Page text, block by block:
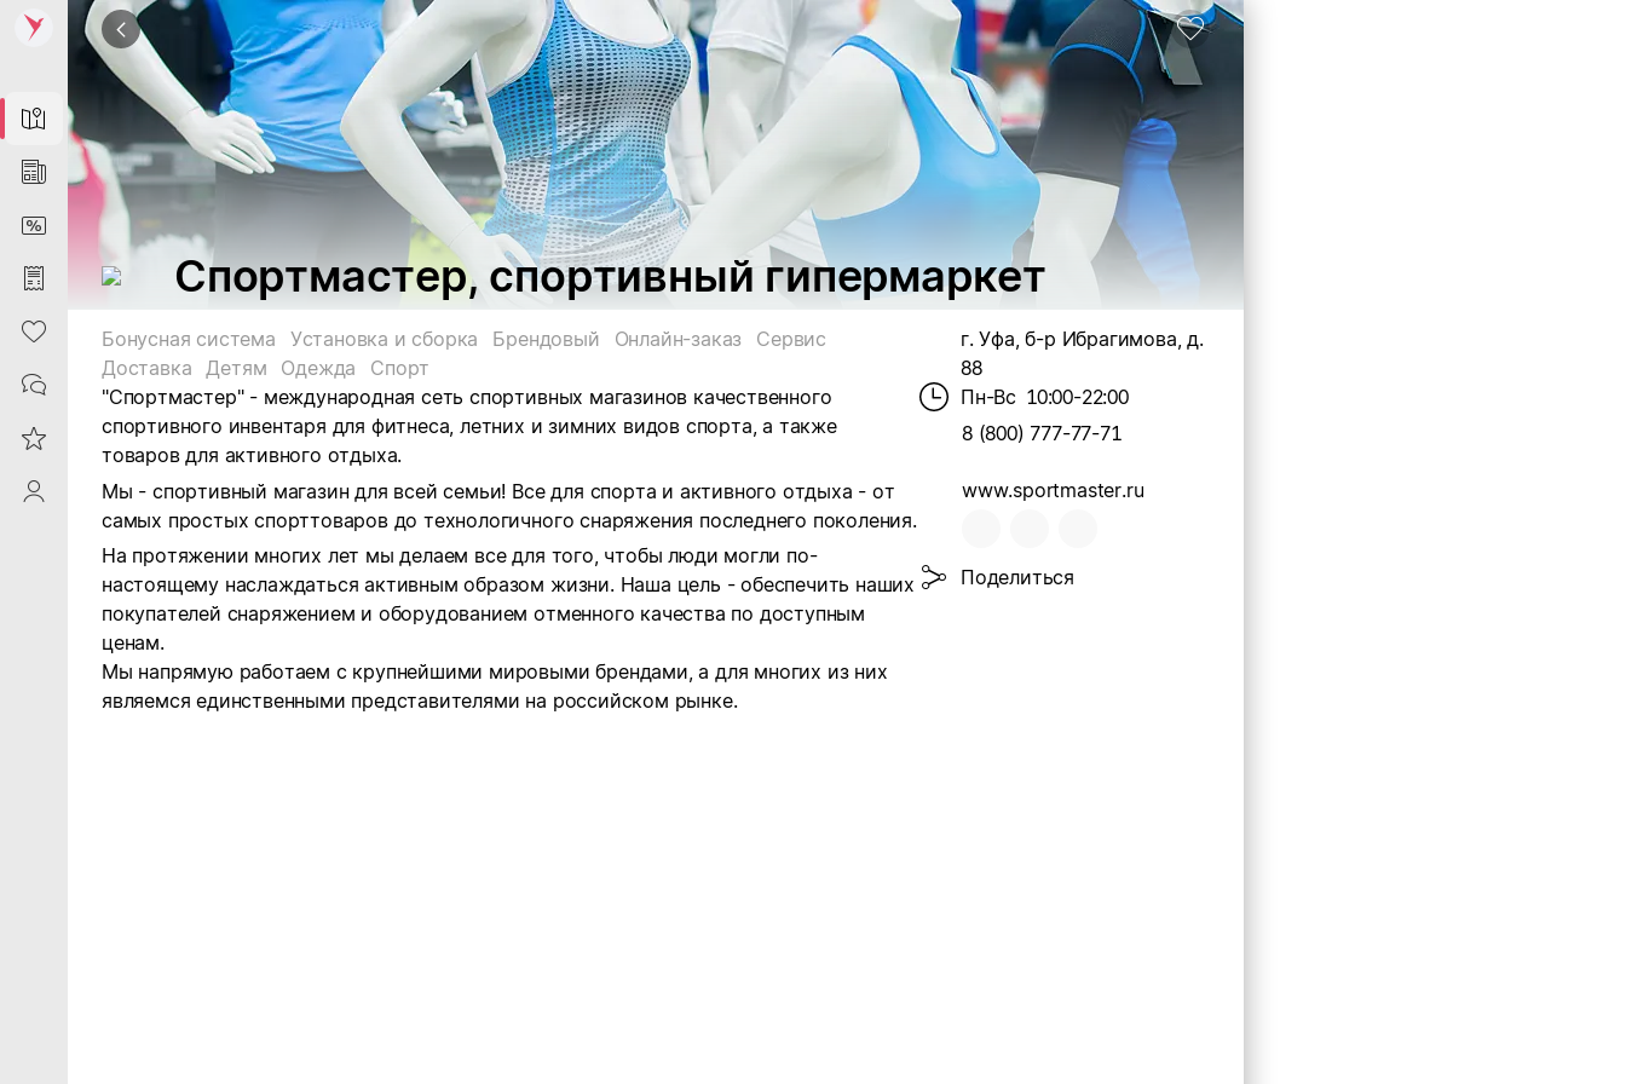
Map
News
DiscountCard
Purchases
Heart
Contacts
Reviews
ProfileSaby
Спортмастер, спортивный гипермаркет
Бонусная система Установка и сборка Брендовый Онлайн-заказ
Сервис
Доставка
Детям Одежда
Спорт
"Спортмастер" - международная сеть спортивных магазинов качественного
спортивного инвентаря для фитнеса, летних и зимних видов спорта, а также
товаров для активного отдыха.
Мы - спортивный магазин для всей семьи! Все для спорта и активного отдыха - от
самых простых спорттоваров до технологичного снаряжения последнего поколения.
На протяжении многих лет мы делаем все для того, чтобы люди могли по-
настоящему наслаждаться активным образом жизни. Наша цель - обеспечить наших
покупателей снаряжением и оборудованием отменного качества по доступным
ценам.
Мы напрямую работаем с крупнейшими мировыми брендами, а для многих из них
являемся единственными представителями на российском рынке.
г. Уфа, б-р Ибрагимова, д.
88
Пн-Вс 10:00-22:00
8 (800) 777-77-71
www.sportmaster.ru
Поделиться